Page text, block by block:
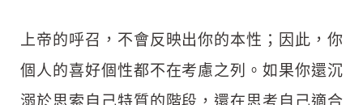
上帝的呼召，不會反映出你的本性；因此，你
個人的喜好個性都不在考慮之列。如果你還沉
溺於思索自己特質的階段，還在思考自己適合